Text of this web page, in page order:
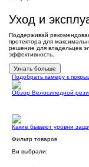
Уход и
Поддерживай
протектора для
решение для владельцев
эффективность.
Узнать больше
Подобрать камеру к
Обзор Велосипедной
Какие бывают уровни
Фильтр товаров
Ви выбрали: